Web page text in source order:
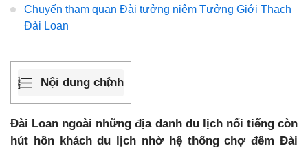
Chuyến tham quan Đài tưởng niệm Tưởng Giới Thạch
Đài Loan
Nội dung chính
Đài Loan ngoài những địa danh du lịch nổi tiếng còn
hút hồn khách du lịch nhờ hệ thống chợ đêm Đài